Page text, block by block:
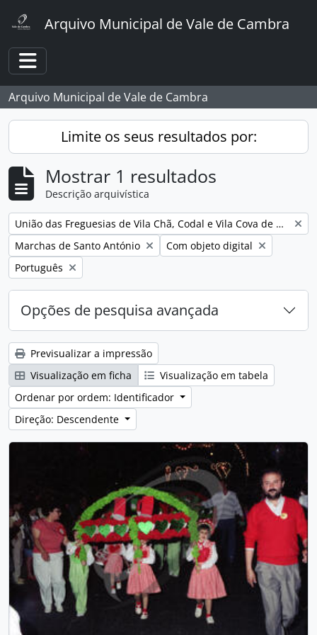
Arquivo Municipal de Vale de Cambra
Toggle navigation
Arquivo Municipal de Vale de Cambra
Limite os seus resultados por:
Mostrar 1 resultados
Descrição arquivística
Remover filtro:
União das Freguesias de Vila Chã, Codal e Vila Cova de Perrinho
Remover filtro:
Marchas de Santo António Remover filtro:
Com objeto digital
Remover filtro:
Português
Opções de pesquisa avançada
Previsualizar a impressão
Visualização em ficha
Visualização em tabela
Ordenar por ordem: Identificador
Direção: Descendente